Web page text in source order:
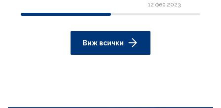
12 фев 2023
Виж всички